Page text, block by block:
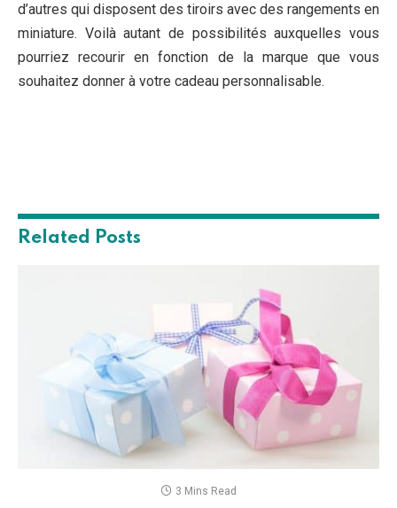
d’autres qui disposent des tiroirs avec des rangements en
miniature. Voilà autant de possibilités auxquelles vous
pourriez recourir en fonction de la marque que vous
souhaitez donner à votre cadeau personnalisable.
Related Posts
3 Mins Read